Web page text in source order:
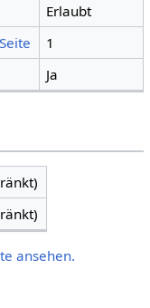
Erlaubt
1
Ja
ansehen.